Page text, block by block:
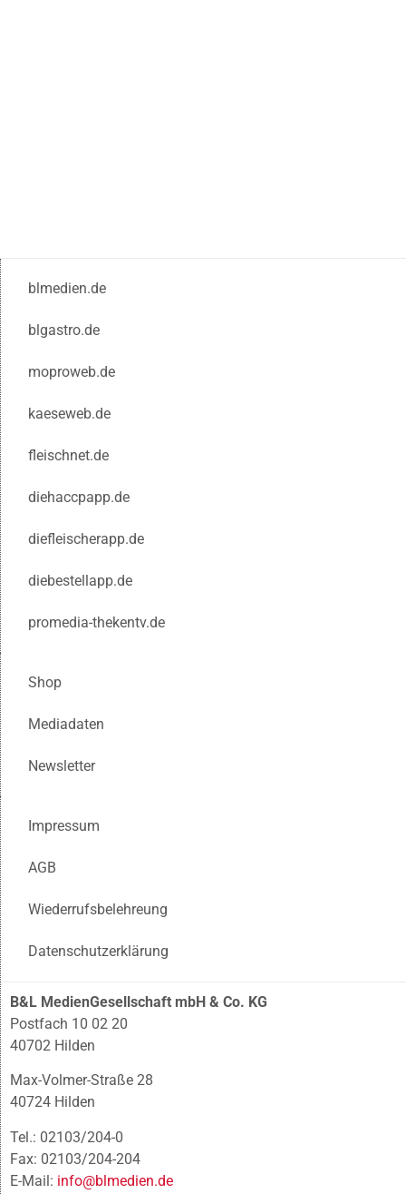
blmedien.de
blgastro.de
moproweb.de
kaeseweb.de
fleischnet.de
diehaccpapp.de
diefleischerapp.de
diebestellapp.de
promedia-thekentv.de
Shop
Mediadaten
Newsletter
Impressum
AGB
Wiederrufsbelehreung
Datenschutzerklärung
B&L MedienGesellschaft mbH & Co. KG
Postfach 10 02 20
40702 Hilden
Max-Volmer-Straße 28
40724 Hilden
Tel.: 02103/204-0
Fax: 02103/204-204
E-Mail: info@blmedien.de